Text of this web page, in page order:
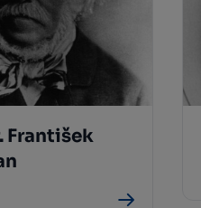
František